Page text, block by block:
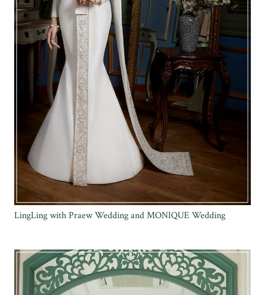
LingLing with Praew Wedding and MONIQUE Wedding